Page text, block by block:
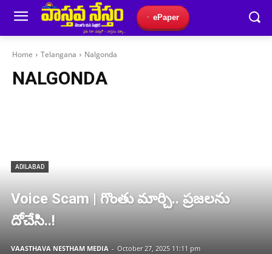
ePaper
Home Telangana Nalgonda
NALGONDA
ADILABAD
Voice Scam | గొంతు మార్చి.. ప్రజలను
దోచేసి..!
VAASTHAVA NESTHAM MEDIA - October 27, 2025 11:11 pm